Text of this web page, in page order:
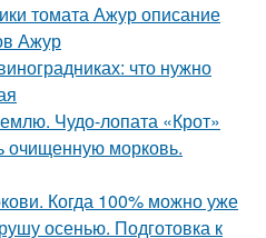
томата Ажур описание
Ажур
что нужно
Чудо-лопата «Крот»
очищенную морковь.
Когда 100% можно уже
осенью. Подготовка к